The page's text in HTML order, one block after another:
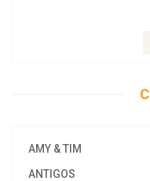
AMY & TIM
ANTIGOS